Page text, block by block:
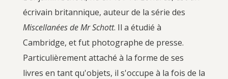
écrivain britannique, auteur de la série des
Miscellanées de Mr Schott. Il a étudié à
Cambridge, et fut photographe de presse.
Particulièrement attaché à la forme de ses
livres en tant qu'objets, il s'occupe à la fois de la